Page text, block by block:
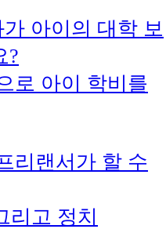
아이의 대학 보
?
로 아이 학비를
리랜서가 할 수
리고 정치